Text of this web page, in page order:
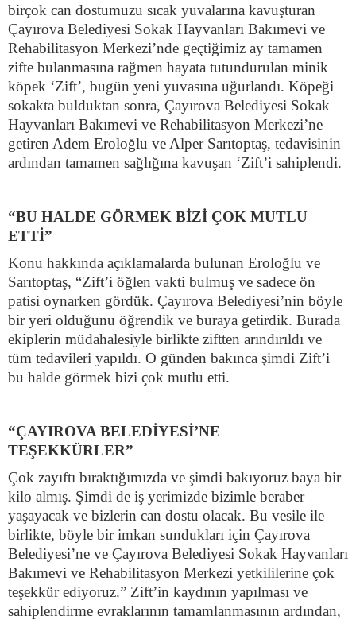
birçok can dostumuzu sıcak yuvalarına kavuşturan
Çayırova Belediyesi Sokak Hayvanları Bakımevi ve
Rehabilitasyon Merkezi’nde geçtiğimiz ay tamamen
zifte bulanmasına rağmen hayata tutundurulan minik
köpek ‘Zift’, bugün yeni yuvasına uğurlandı. Köpeği
sokakta bulduktan sonra, Çayırova Belediyesi Sokak
Hayvanları Bakımevi ve Rehabilitasyon Merkezi’ne
getiren Adem Eroloğlu ve Alper Sarıtoptaş, tedavisinin
ardından tamamen sağlığına kavuşan ‘Zift’i sahiplendi.
“BU HALDE GÖRMEK BİZİ ÇOK MUTLU
ETTİ”
Konu hakkında açıklamalarda bulunan Eroloğlu ve
Sarıtoptaş, “Zift’i öğlen vakti bulmuş ve sadece ön
patisi oynarken gördük. Çayırova Belediyesi’nin böyle
bir yeri olduğunu öğrendik ve buraya getirdik. Burada
ekiplerin müdahalesiyle birlikte ziftten arındırıldı ve
tüm tedavileri yapıldı. O günden bakınca şimdi Zift’i
bu halde görmek bizi çok mutlu etti.
“ÇAYIROVA BELEDİYESİ’NE
TEŞEKKÜRLER”
Çok zayıftı bıraktığımızda ve şimdi bakıyoruz baya bir
kilo almış. Şimdi de iş yerimizde bizimle beraber
yaşayacak ve bizlerin can dostu olacak. Bu vesile ile
birlikte, böyle bir imkan sundukları için Çayırova
Belediyesi’ne ve Çayırova Belediyesi Sokak Hayvanları
Bakımevi ve Rehabilitasyon Merkezi yetkililerine çok
teşekkür ediyoruz.” Zift’in kaydının yapılması ve
sahiplendirme evraklarının tamamlanmasının ardından,